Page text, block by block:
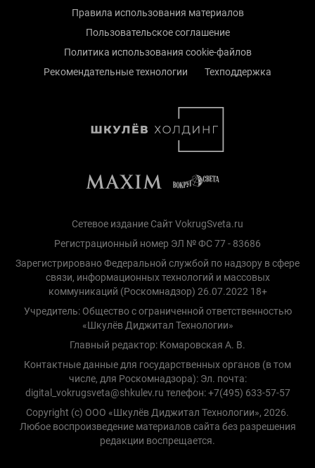
Правила использования материалов
Пользовательское соглашение
Политика использования cookie-файлов
Рекомендательные технологии
Техподдержка
Сетевое издание Сайт VokrugSveta.ru
Регистрационный номер ЭЛ № ФС 77 - 83686
Зарегистрировано Федеральной службой по надзору в сфере
связи, информационных технологий и массовых
коммуникаций (Роскомнадзор) 26.07.2022 18+
Учредитель: Общество с ограниченной ответственностью
«Шкулёв Диджитал Технологии»
Главный редактор: Комаровская А. В.
Контактные данные для государственных органов (в том
числе, для Роскомнадзора): Эл. почта:
digital_vokrugsveta@shkulev.ru телефон: +7(495) 633-57-57
Copyright (с) ООО «Шкулёв Диджитал Технологии», 2026.
Любое воспроизведение материалов сайта без разрешения
редакции воспрещается.